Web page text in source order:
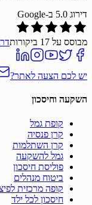
דירוג 5.0 ב-Google
מבוסס על 17 ביקורות
יש לכם הצעה לאתר?
השקעה וחיסכון
קופת גמל
קרן פנסיה
קרן השתלמות
גמל להשקעה
פוליסת חיסכון
ביטוח מנהלים
קופה מרכזית
חיסכון לכל ילד